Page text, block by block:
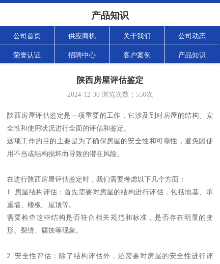
产品知识
公司首页 供应商机 关于我们 公司动态
荣誉认证 招聘中心 客户案例 产品知识
陕西房屋评估鉴定
2024-12-30浏览次数： 550次
陕西房屋评估鉴定是一项重要的工作，它涉及到对房屋的结构、安
全性和使用状况进行全面的评估和鉴定。
这项工作的目的主要是为了确保房屋的安全性和可靠性，避免因使
用不当或结构损坏而导致的潜在风险。
在进行陕西房屋评估鉴定时，我们需要考虑以下几个方面：
1. 房屋结构评估：首先需要对房屋的结构进行评估，包括地基、承
重墙、楼板、屋顶等。
需要检查这些结构是否符合相关规范和标准，是否存在明显的变
形、裂缝、腐蚀等现象。
2. 安全性评估：除了结构评估外，还需要对房屋的安全性进行评